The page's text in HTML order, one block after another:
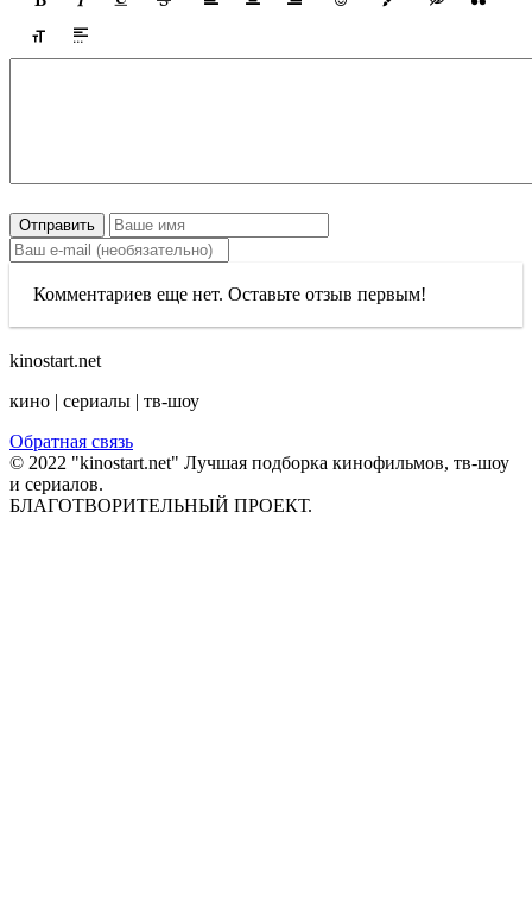
Отправить
Комментариев еще нет. Оставьте отзыв первым!
kinostart.net
кино | сериалы | тв-шоу
Обратная связь
© 2022 "kinostart.net" Лучшая подборка кинофильмов, тв-шоу
и сериалов.
БЛАГОТВОРИТЕЛЬНЫЙ ПРОЕКТ.